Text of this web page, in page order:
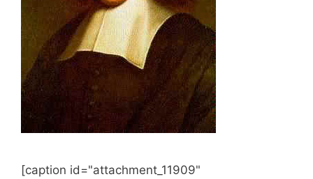
[caption id="attachment_11909"